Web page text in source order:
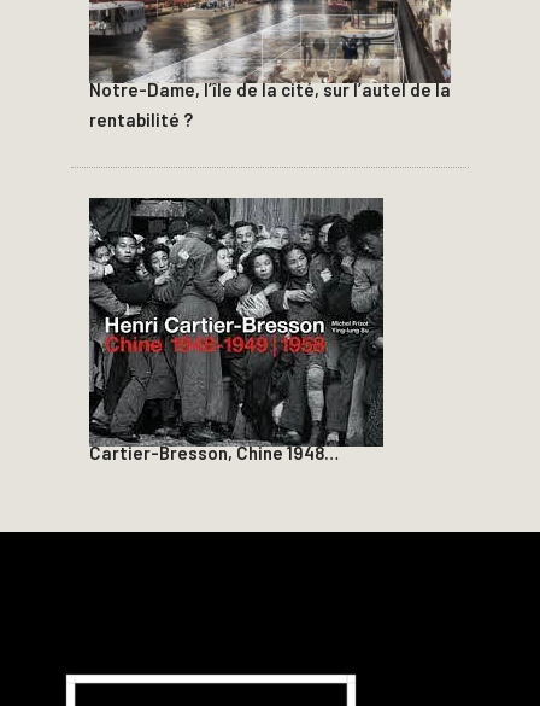
Notre-Dame, l’île de la cité, sur l’autel de la
rentabilité ?
Cartier-Bresson, Chine 1948…